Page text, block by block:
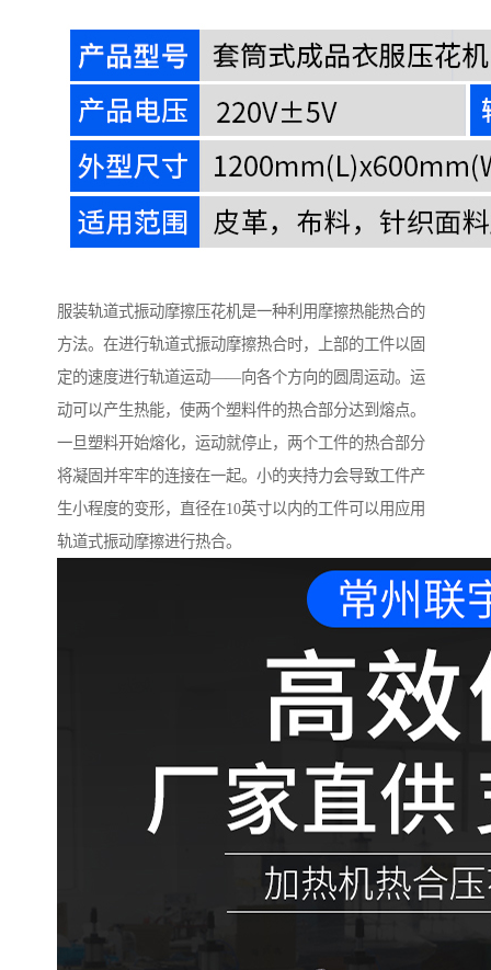
服装轨道式振动摩擦压花机是一种利用摩擦热能热合的
方法。在进行轨道式振动摩擦热合时，上部的工件以固
定的速度进行轨道运动——向各个方向的圆周运动。运
动可以产生热能，使两个塑料件的热合部分达到熔点。
一旦塑料开始熔化，运动就停止，两个工件的热合部分
将凝固并牢牢的连接在一起。小的夹持力会导致工件产
生小程度的变形，直径在10英寸以内的工件可以用应用
轨道式振动摩擦进行热合。